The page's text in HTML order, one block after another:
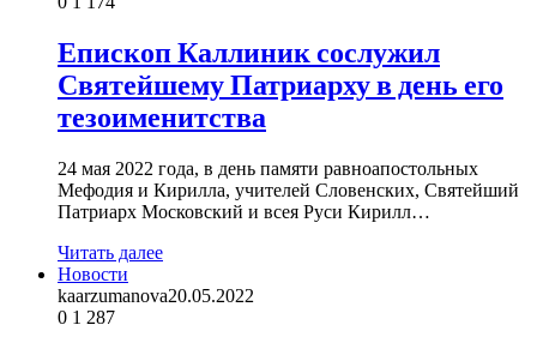
Епископ Каллиник сослужил
Святейшему Патриарху в день его
тезоименитства
24 мая 2022 года, в день памяти равноапостольных
Мефодия и Кирилла, учителей Словенских, Святейший
Патриарх Московский и всея Руси Кирилл…
Читать далее
Новости
kaarzumanova20.05.2022
0 1 287